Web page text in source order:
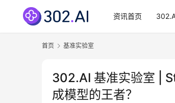
资讯首页
首页 基准实验室
302.AI 基准实验室 |
成模型的王者？